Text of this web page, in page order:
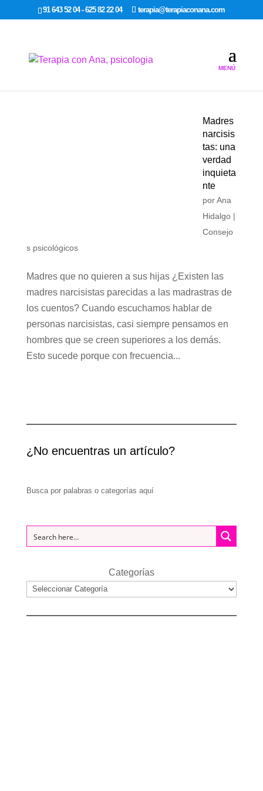
google-site-verification: google7dcda757e565a307.html
91 643 52 04 - 625 82 22 04 terapia@terapiaconana.com
Madres
narcisis
tas: una
verdad
inquieta
nte
porAna
Hidalgo|
Consejo
s psicológicos
Madres que no quieren a sus hijas ¿Existen las
madres narcisistas parecidas a las madrastras de
los cuentos? Cuando escuchamos hablar de
personas narcisistas, casi siempre pensamos en
hombres que se creen superiores a los demás.
Esto sucede porque con frecuencia...
¿No encuentras un artículo?
Busca por palabras o categorías aquí
Categorías